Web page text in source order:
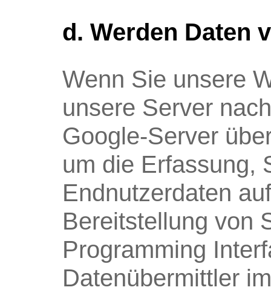
d. Werden Daten
Wenn Sie unsere
unsere Server
Google-Server
um die Erfassung,
Endnutzerdaten
Bereitstellung von
Programming
Datenübermittler